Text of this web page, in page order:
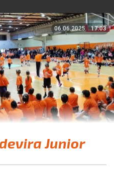
06.06.2025. 17:03
Junior